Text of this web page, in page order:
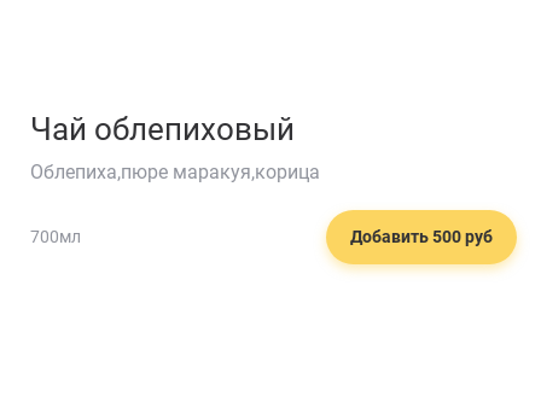
Чай облепиховый
Облепиха,пюре маракуя,корица
700мл Добавить 500 руб